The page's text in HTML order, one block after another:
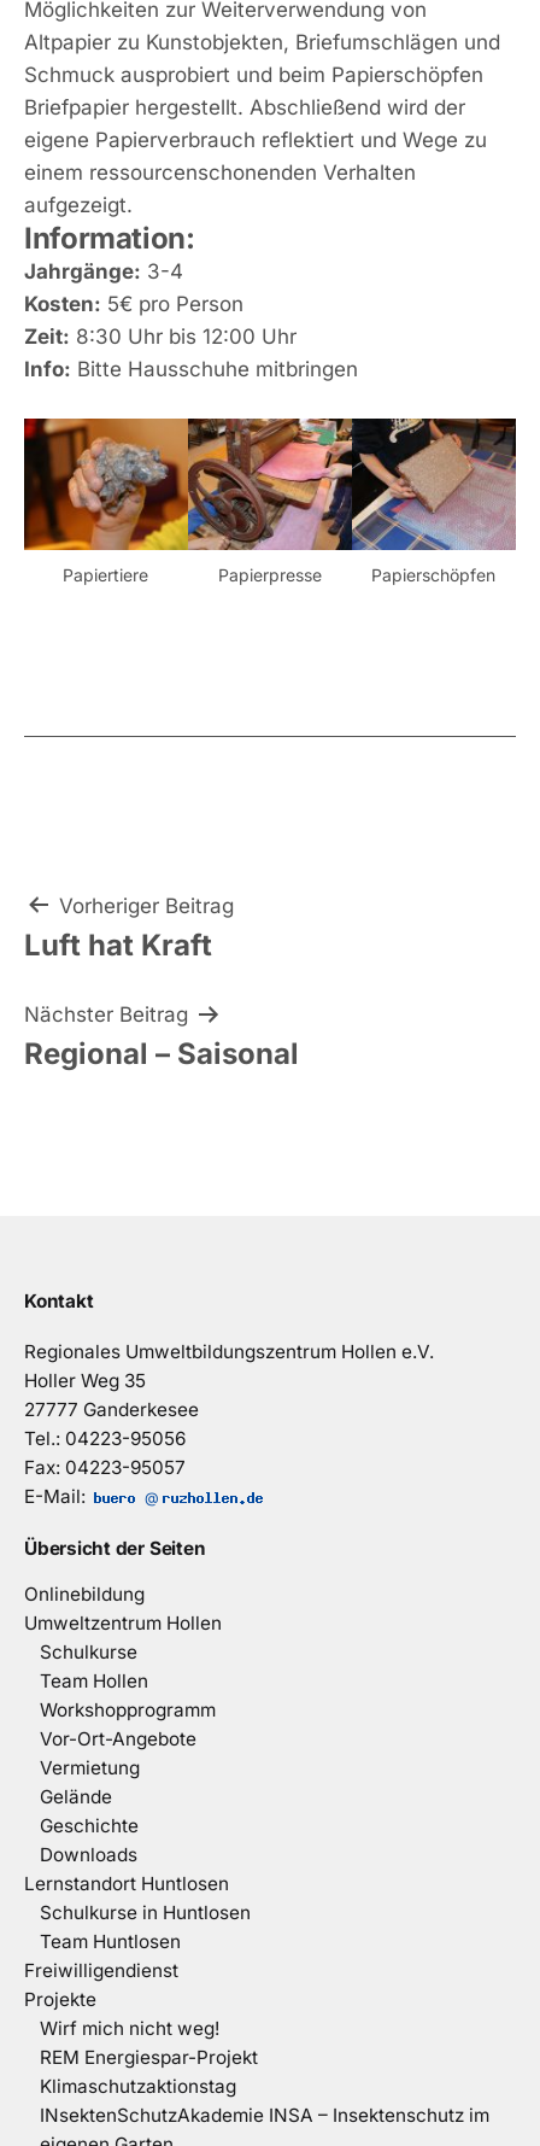
Möglichkeiten zur Weiterverwendung von
Altpapier zu Kunstobjekten, Briefumschlägen und
Schmuck ausprobiert und beim Papierschöpfen
Briefpapier hergestellt. Abschließend wird der
eigene Papierverbrauch reflektiert und Wege zu
einem ressourcenschonenden Verhalten
aufgezeigt.
Information:
Jahrgänge: 3-4
Kosten: 5€ pro Person
Zeit: 8:30 Uhr bis 12:00 Uhr
Info: Bitte Hausschuhe mitbringen
Papiertiere Papierpresse Papierschöpfen
Beitragsnavigation
Vorheriger Beitrag
Luft hat Kraft
Nächster Beitrag
Regional – Saisonal
Kontakt
Regionales Umweltbildungszentrum Hollen e.V.
Holler Weg 35
27777 Ganderkesee
Tel.: 04223-95056
Fax: 04223-95057
E-Mail:
@
Übersicht der Seiten
Onlinebildung
Umweltzentrum Hollen
Schulkurse
Team Hollen
Workshopprogramm
Vor-Ort-Angebote
Vermietung
Gelände
Geschichte
Downloads
Lernstandort Huntlosen
Schulkurse in Huntlosen
Team Huntlosen
Freiwilligendienst
Projekte
Wirf mich nicht weg!
REM Energiespar-Projekt
Klimaschutzaktionstag
INsektenSchutzAkademie INSA – Insektenschutz im